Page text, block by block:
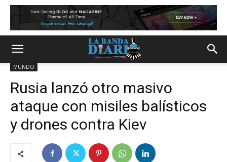
MUNDO
Rusia lanzó otro masivo
ataque con misiles balísticos
y drones contra Kiev